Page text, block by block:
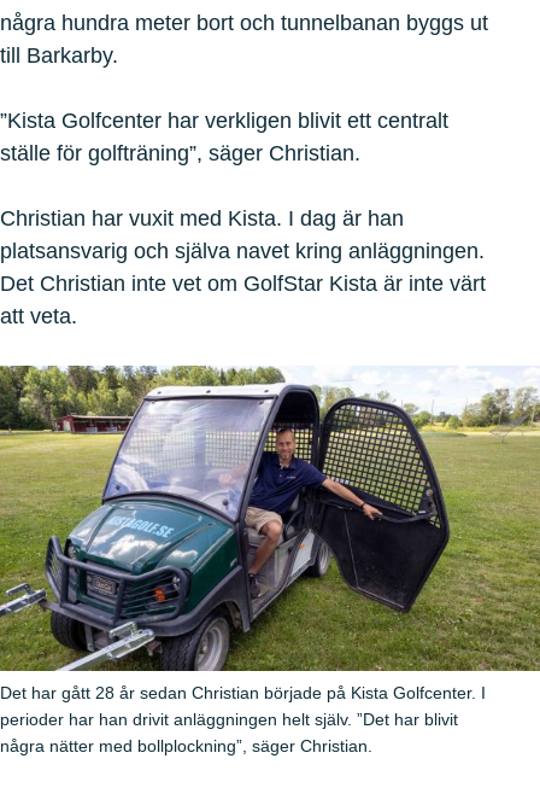
några hundra meter bort och tunnelbanan byggs ut
till Barkarby.
”Kista Golfcenter har verkligen blivit ett centralt
ställe för golfträning”, säger Christian.
Christian har vuxit med Kista. I dag är han
platsansvarig och själva navet kring anläggningen.
Det Christian inte vet om GolfStar Kista är inte värt
att veta.
Det har gått 28 år sedan Christian började på Kista Golfcenter. I
perioder har han drivit anläggningen helt själv. ”Det har blivit
några nätter med bollplockning”, säger Christian.